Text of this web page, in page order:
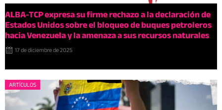
ALBA-TCP expresa su firme rechazo a la declaración de
Estados Unidos sobre el bloqueo de buques petroleros
hacia Venezuela y la amenaza a sus recursos naturales
17 de diciembre de 2025
ARTÍCULOS